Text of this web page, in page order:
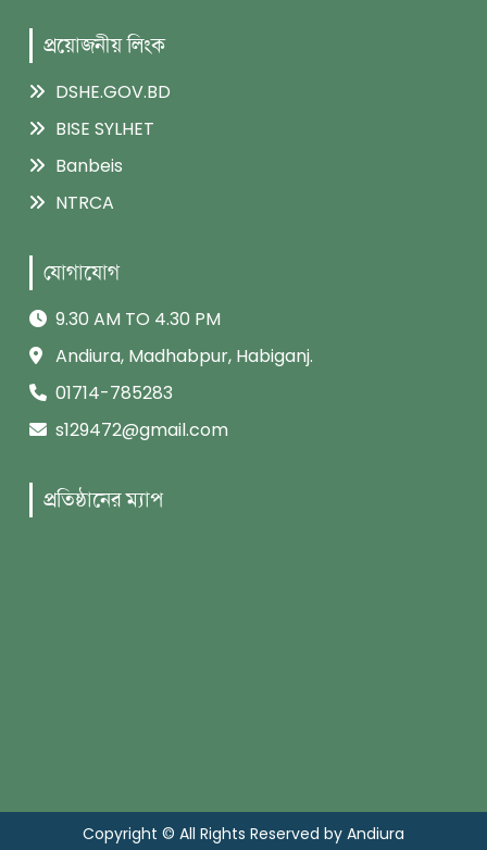
প্রয়োজনীয় লিংক
DSHE.GOV.BD
BISE SYLHET
Banbeis
NTRCA
যোগাযোগ
9.30 AM TO 4.30 PM
Andiura, Madhabpur, Habiganj.
01714-785283
s129472@gmail.com
প্রতিষ্ঠানের ম্যাপ
Copyright © All Rights Reserved by Andiura